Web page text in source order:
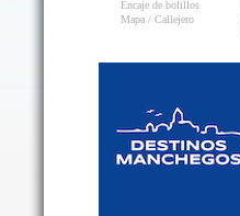
Encaje de bolillos
Mapa / Callejero